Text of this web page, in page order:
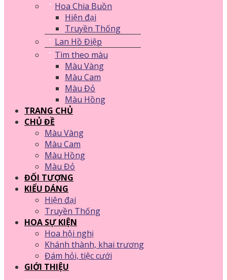
Hoa Chia Buồn
Hiện đại
Truyền Thống
Lan Hồ Điệp
Tìm theo màu
Màu Vàng
Màu Cam
Màu Đỏ
Màu Hồng
TRANG CHỦ
CHỦ ĐỀ
Màu Vàng
Màu Cam
Màu Hồng
Màu Đỏ
ĐỐI TƯỢNG
KIỂU DÁNG
Hiện đại
Truyền Thống
HOA SỰ KIỆN
Hoa hội nghị
Khánh thành, khai trương
Đám hỏi, tiệc cưới
GIỚI THIỆU